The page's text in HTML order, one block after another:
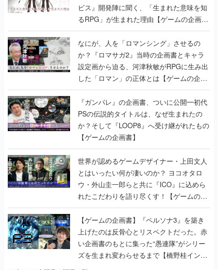
なにが、人を「ロマンシング」させるの
か？『ロマサガ2』当時の企画書とキャラ
設定画から迫る、河津秋敏がRPGに生み出
した「ロマン」の正体とは【ゲームの企画
書】
『ガンパレ』の企画書、ついに公開━初代
PSの伝説的タイトルは、なぜ生まれたの
か？そして『LOOP8』へ受け継がれたもの
【ゲームの企画書】
世界が認めるゲームデザイナー・上田文人
とはいったい何が凄いのか？ ヨコオタロ
ウ・外山圭一郎らと共に『ICO』に込めら
れたこだわりを語り尽くす！【ゲームの企
画書】
【ゲームの企画書】『ペルソナ3』を築き
上げたのは反骨心とリスペクトだった。赤
い企画書のもとに集った“愚連隊”がシリー
ズを生まれ変わらせるまで【橋野桂インタ
ビュー】
ゲームの企画書の記事一覧
若ゲのいたり〜ゲームクリエイターの青春〜